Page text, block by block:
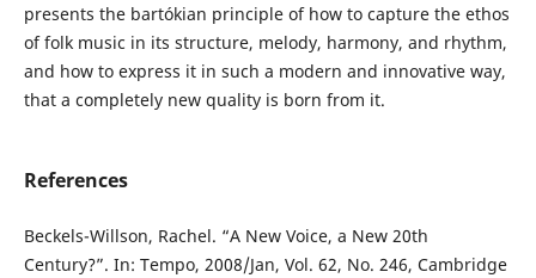
presents the bartókian principle of how to capture the ethos
of folk music in its structure, melody, harmony, and rhythm,
and how to express it in such a modern and innovative way,
that a completely new quality is born from it.
References
Beckels-Willson, Rachel. “A New Voice, a New 20th
Century?”. In: Tempo, 2008/Jan, Vol. 62, No. 246, Cambridge